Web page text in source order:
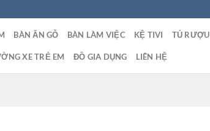
BÀN ĂN GỖ BÀN LÀM VIỆC KỆ TIVI TỦ RƯỢU
XE TRẺ EM ĐỒ GIA DỤNG LIÊN HỆ